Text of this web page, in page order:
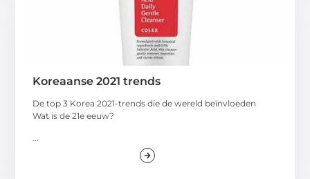
Koreaanse 2021 trends
De top 3 Korea 2021-trends die de wereld beïnvloeden
Wat is de 21e eeuw?